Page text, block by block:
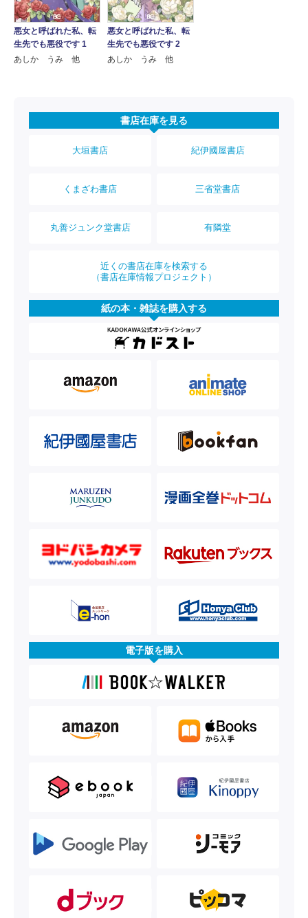
悪女と呼ばれた私、転
生先でも悪役です 1
あしか うみ 他
悪女と呼ばれた私、転
生先でも悪役です 2
あしか うみ 他
書店在庫を見る
大垣書店 紀伊國屋書店
くまざわ書店 三省堂書店
丸善ジュンク堂書店 有隣堂
近くの書店在庫を検索する
（書店在庫情報プロジェクト）
紙の本・雑誌を購入する
電子版を購入